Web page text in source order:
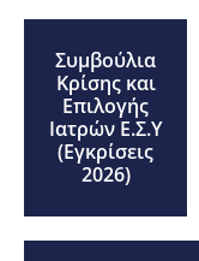
Συμβούλια
Κρίσης και
Επιλογής
Ιατρών Ε.Σ.Υ
(Εγκρίσεις
2026)